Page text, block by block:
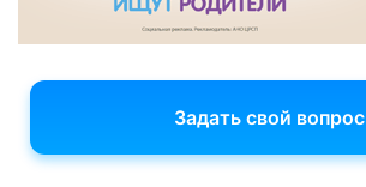
Задать свой вопрос